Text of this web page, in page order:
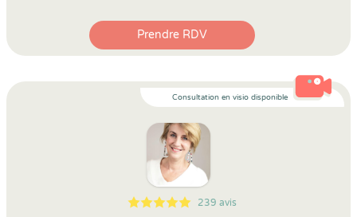
Prendre RDV
Consultation en visio disponible
5
1
5
239 239 avis